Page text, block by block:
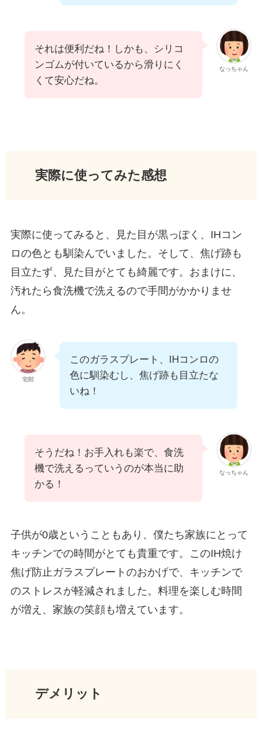
なっちゃん
それは便利だね！しかも、シリコ
ンゴムが付いているから滑りにく
くて安心だね。
実際に使ってみた感想
実際に使ってみると、見た目が黒っぽく、IHコン
ロの色とも馴染んでいました。そして、焦げ跡も
目立たず、見た目がとても綺麗です。おまけに、
汚れたら食洗機で洗えるので手間がかかりませ
ん。
宅郎
このガラスプレート、IHコンロの
色に馴染むし、焦げ跡も目立たな
いね！
なっちゃん
そうだね！お手入れも楽で、食洗
機で洗えるっていうのが本当に助
かる！
子供が0歳ということもあり、僕たち家族にとって
キッチンでの時間がとても貴重です。このIH焼け
焦げ防止ガラスプレートのおかげで、キッチンで
のストレスが軽減されました。料理を楽しむ時間
が増え、家族の笑顔も増えています。
デメリット